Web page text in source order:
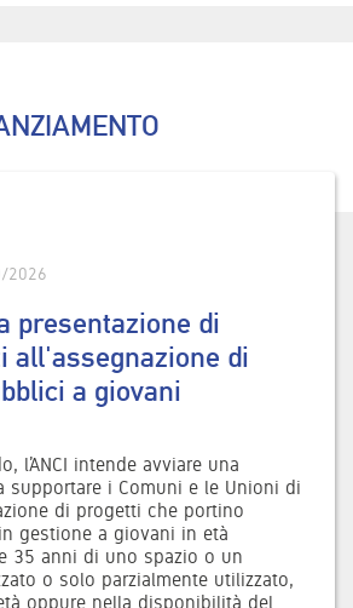
2026
presentazione di
all'assegnazione di
a giovani
l’ANCI intende avviare una
supportare i Comuni e le Unioni di
di progetti che portino
gestione a giovani in età
35 anni di uno spazio o un
o solo parzialmente utilizzato,
oppure nella disponibilità del